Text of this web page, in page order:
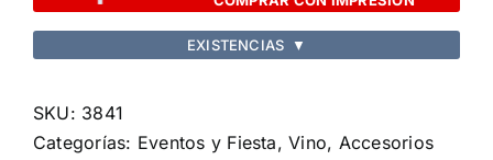
EXISTENCIAS ▼
SKU: 3841
Categorías: Eventos y Fiesta,Vino, Accesorios